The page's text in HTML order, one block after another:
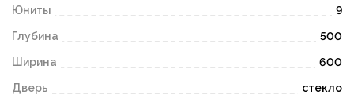
Юниты 9
Глубина 500
Ширина 600
Дверь стекло